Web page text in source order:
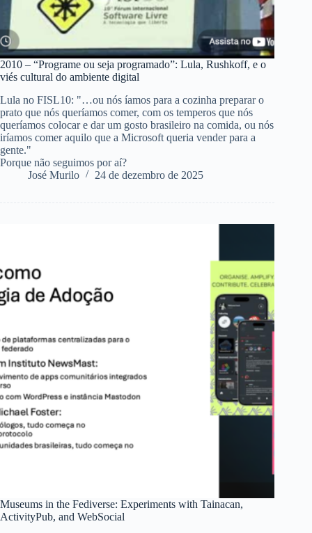
2010 – “Programe ou seja programado”: Lula, Rushkoff, e o
viés cultural do ambiente digital
Lula no FISL10: "…ou nós íamos para a cozinha preparar o
prato que nós queríamos comer, com os temperos que nós
queríamos colocar e dar um gosto brasileiro na comida, ou nós
iríamos comer aquilo que a Microsoft queria vender para a
gente."
Porque não seguimos por aí?
José Murilo
24 de dezembro de 2025
Museums in the Fediverse: Experiments with Tainacan,
ActivityPub, and WebSocial